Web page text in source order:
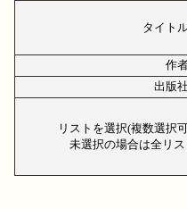
タイト
作
出版
リストを選択(複数選択可
未選択の場合は全リ